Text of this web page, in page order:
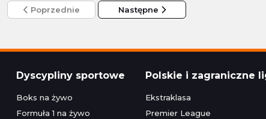
Poprzednie Następne
Dyscypliny sportowe
Boks na żywo
Formuła 1 na żywo
Polskie i zagraniczne
Ekstraklasa
Premier League